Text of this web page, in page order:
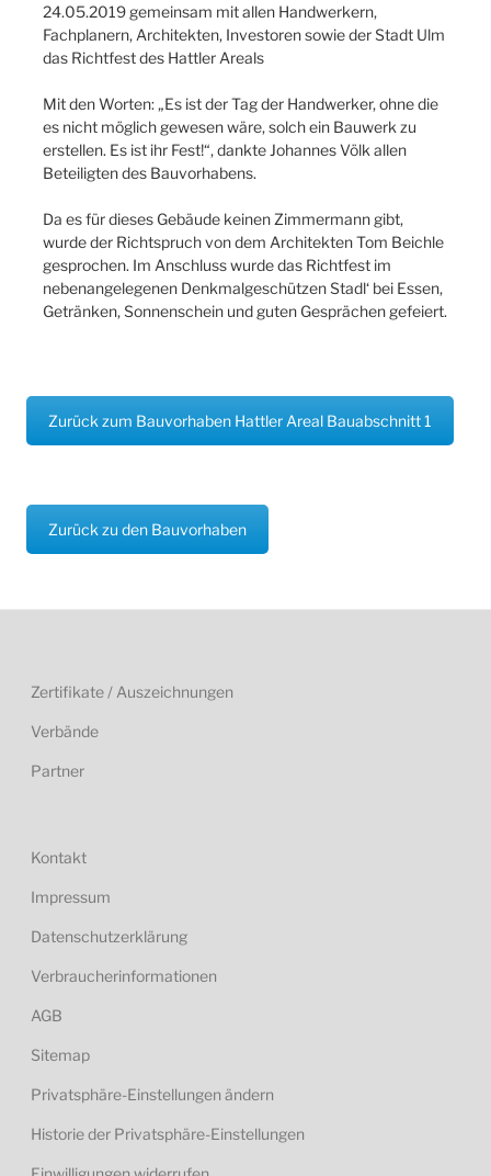
24.05.2019 gemeinsam mit allen Handwerkern,
Fachplanern, Architekten, Investoren sowie der Stadt Ulm
das Richtfest des Hattler Areals
Mit den Worten: „Es ist der Tag der Handwerker, ohne die
es nicht möglich gewesen wäre, solch ein Bauwerk zu
erstellen. Es ist ihr Fest!“, dankte Johannes Völk allen
Beteiligten des Bauvorhabens.
Da es für dieses Gebäude keinen Zimmermann gibt,
wurde der Richtspruch von dem Architekten Tom Beichle
gesprochen. Im Anschluss wurde das Richtfest im
nebenangelegenen Denkmalgeschützen Stadl‘ bei Essen,
Getränken, Sonnenschein und guten Gesprächen gefeiert.
Zurück zum Bauvorhaben Hattler Areal Bauabschnitt 1
Zurück zu den Bauvorhaben
Zertifikate / Auszeichnungen
Verbände
Partner
Kontakt
Impressum
Datenschutzerklärung
Verbraucherinformationen
AGB
Sitemap
Privatsphäre-Einstellungen ändern
Historie der Privatsphäre-Einstellungen